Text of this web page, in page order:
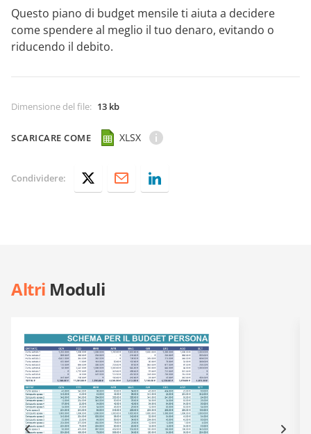
Questo piano di budget mensile ti aiuta a decidere
come spendere al meglio il tuo denaro, evitando o
riducendo il debito.
Dimensione del file: 13 kb
SCARICARE COME XLSX
Condividere:
Altri Moduli